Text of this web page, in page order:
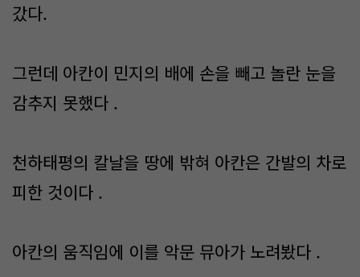
갔다.
그런데 아칸이 민지의 배에 손을 빼고 놀란 눈을
감추지 못했다 .
천하태평의 칼날을 땅에 밖혀 아칸은 간발의 차로
피한 것이다 .
아칸의 움직임에 이를 악문 뮤아가 노려봤다 .